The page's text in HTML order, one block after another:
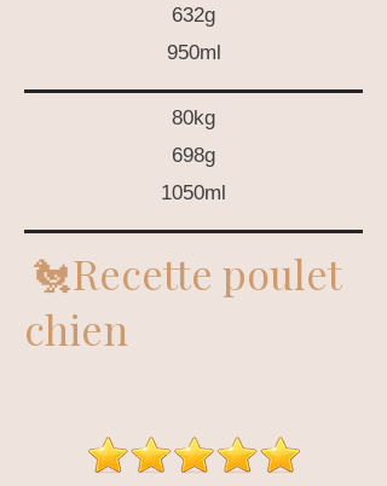
632g
950ml
80kg
698g
1050ml
🐔Recette poulet
chien